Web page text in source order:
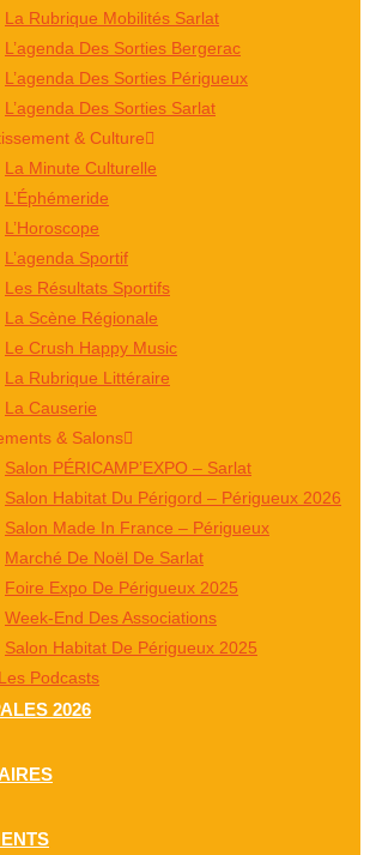
La Rubrique Mobilités Sarlat
L’agenda Des Sorties Bergerac
L’agenda Des Sorties Périgueux
L’agenda Des Sorties Sarlat
& Culture
La Minute Culturelle
L’Éphémeride
L’Horoscope
L’agenda Sportif
Les Résultats Sportifs
La Scène Régionale
Le Crush Happy Music
La Rubrique Littéraire
La Causerie
& Salons
Salon PÉRICAMP’EXPO – Sarlat
Salon Habitat Du Périgord – Périgueux 2026
Salon Made In France – Périgueux
Marché De Noël De Sarlat
Foire Expo De Périgueux 2025
Week-End Des Associations
Salon Habitat De Périgueux 2025
Podcasts
2026